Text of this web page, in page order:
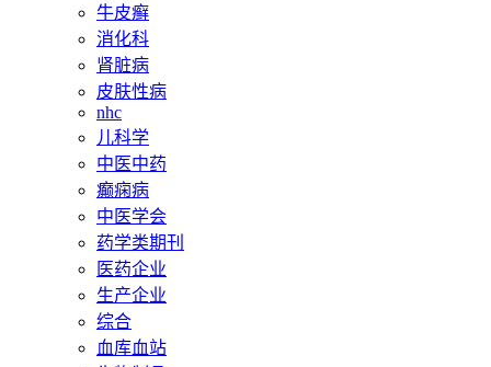
牛皮癣
消化科
肾脏病
皮肤性病
nhc
儿科学
中医中药
癫痫病
中医学会
药学类期刊
医药企业
生产企业
综合
血库血站